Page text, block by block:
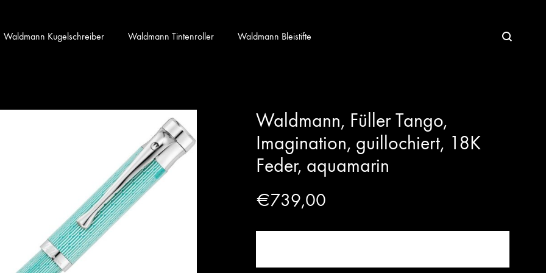
Waldmann Kugelschreiber Waldmann Tintenroller Waldmann Bleistifte
Waldmann, Füller Tango,
Imagination, guillochiert, 18K
Feder, aquamarin
€739,00